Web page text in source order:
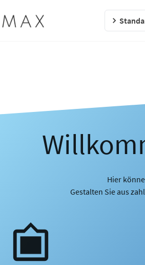
Hier
Gestalten Sie aus